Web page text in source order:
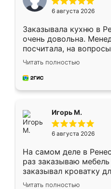
6 августа 2026
Заказывала кухню в
очень довольна.
посчитала, на
Замерщик приехал в
делу со всей
за день, ребята
Читать полностью
Игорь М.
6 августа 2026
На самом деле в
раз заказываю
заказывал кроватку
ребёнка при его
Читать полностью